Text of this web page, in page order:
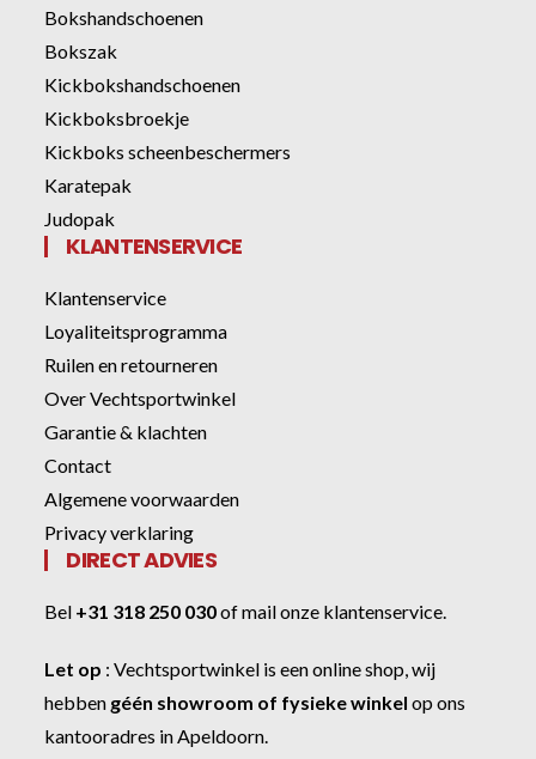
Bokshandschoenen
Bokszak
Kickbokshandschoenen
Kickboksbroekje
Kickboks scheenbeschermers
Karatepak
Judopak
KLANTENSERVICE
Klantenservice
Loyaliteitsprogramma
Ruilen en retourneren
Over Vechtsportwinkel
Garantie & klachten
Contact
Algemene voorwaarden
Privacy verklaring
DIRECT ADVIES
Bel +31 318 250 030ofmail onze klantenservice.
Let op :Vechtsportwinkel is een online shop, wij
hebben géén showroom of fysieke winkel op ons
kantooradres in Apeldoorn.